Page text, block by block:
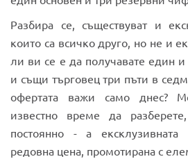
Разбира се, съществуват и
които са всичко друго, но не и
ли ви се е да получавате един
и същи търговец три пъти в
офертата важи само днес?
известно време да
постоянно - а
редовна цена, промотирана с